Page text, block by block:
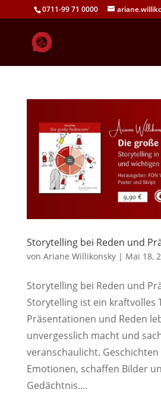
0711-99 71 0000
Storytelling bei Reden und
von Ariane Willikonsky| Mai 18,
Storytelling bei Reden und
Storytelling ist ein kraftvolles
Präsentationen und Reden
unvergesslich macht und
veranschaulicht. Geschichten
Emotionen, schaffen Bilder
Gedächtnis....